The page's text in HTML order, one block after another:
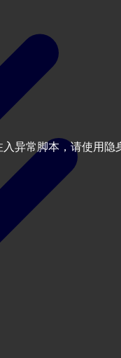
异常脚本，请使用隐